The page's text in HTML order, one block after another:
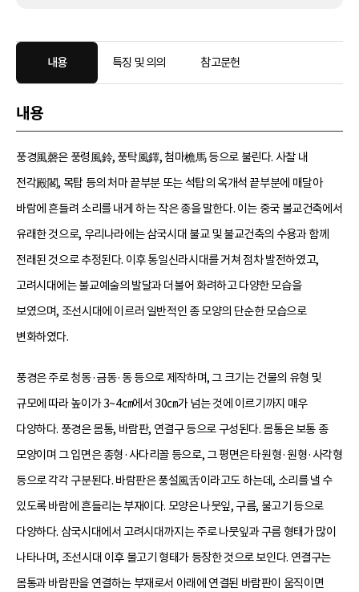
내용 특징 및 의의 참고문헌
내용
풍경風磬은 풍령風鈴, 풍탁風鐸, 첨마檐馬 등으로 불린다. 사찰 내
전각殿閣, 목탑 등의 처마 끝부분 또는 석탑의 옥개석 끝부분에 매달아
바람에 흔들려 소리를 내게 하는 작은 종을 말한다. 이는 중국 불교건축에서
유래한 것으로, 우리나라에는 삼국시대 불교 및 불교건축의 수용과 함께
전래된 것으로 추정된다. 이후 통일신라시대를 거쳐 점차 발전하였고,
고려시대에는 불교예술의 발달과 더불어 화려하고 다양한 모습을
보였으며, 조선시대에 이르러 일반적인 종 모양의 단순한 모습으로
변화하였다.
풍경은 주로 청동·금동·동 등으로 제작하며, 그 크기는 건물의 유형 및
규모에 따라 높이가 3~4㎝에서 30㎝가 넘는 것에 이르기까지 매우
다양하다. 풍경은 몸통, 바람판, 연결구 등으로 구성된다. 몸통은 보통 종
모양이며 그 입면은 종형·사다리꼴 등으로, 그 평면은 타원형·원형·사각형
등으로 각각 구분된다. 바람판은 풍설風舌이라고도 하는데, 소리를 낼 수
있도록 바람에 흔들리는 부재이다. 모양은 나뭇잎, 구름, 물고기 등으로
다양하다. 삼국시대에서 고려시대까지는 주로 나뭇잎과 구름 형태가 많이
나타나며, 조선시대 이후 물고기 형태가 등장한 것으로 보인다. 연결구는
몸통과 바람판을 연결하는 부재로서 아래에 연결된 바람판이 움직이면